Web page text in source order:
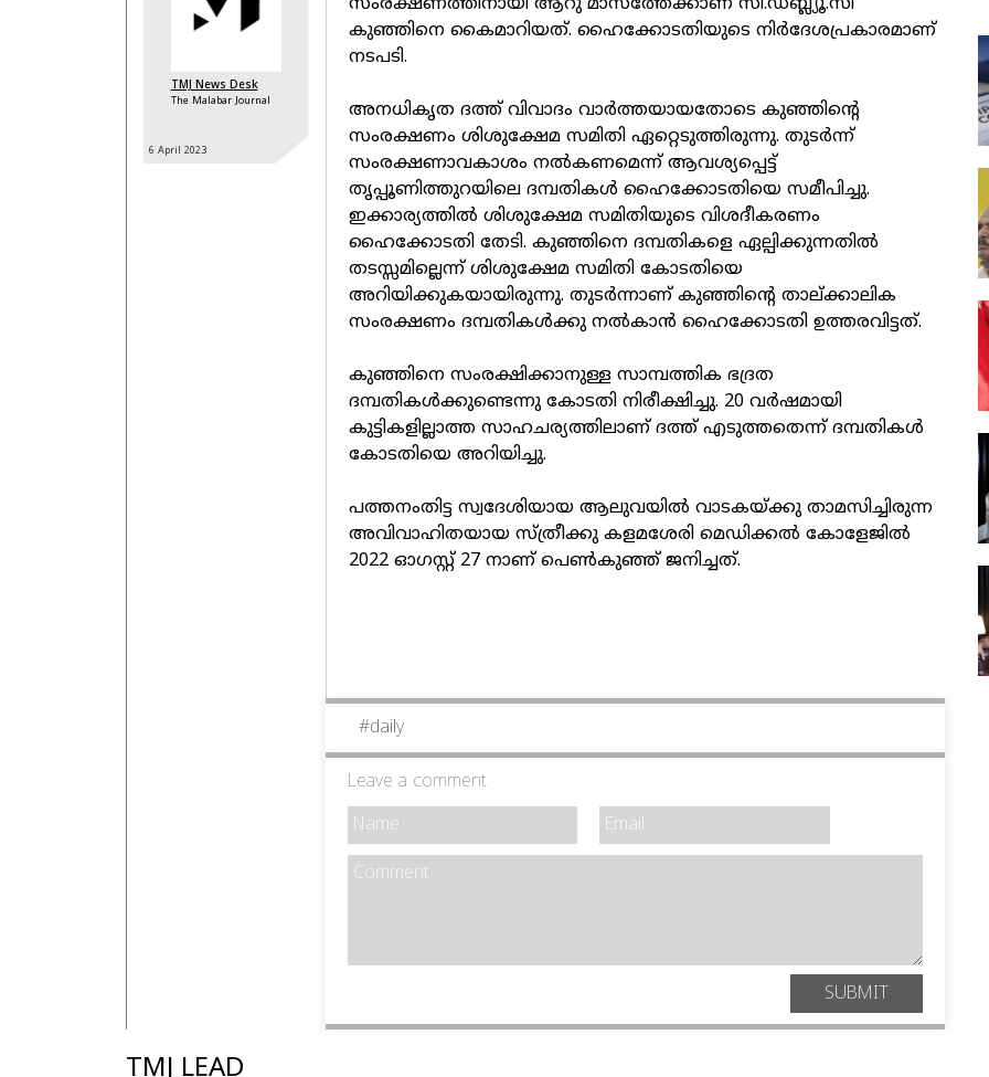
TMJ News Desk
The Malabar Journal
6 April 2023
സംരക്ഷണത്തിനായി ആറു മാസത്തേക്കാണ് സി.ഡബ്ല്യൂ.സി
കുഞ്ഞിനെ കൈമാറിയത്. ഹൈക്കോടതിയുടെ നിര്‍ദേശപ്രകാരമാണ്
നടപടി.
അനധികൃത ദത്ത് വിവാദം വാര്‍ത്തയായതോടെ കുഞ്ഞിന്റെ
സംരക്ഷണം ശിശുക്ഷേമ സമിതി ഏറ്റെടുത്തിരുന്നു. തുടര്‍ന്ന്
സംരക്ഷണാവകാശം നല്‍കണമെന്ന് ആവശ്യപ്പെട്ട്
തൃപ്പൂണിത്തുറയിലെ ദമ്പതികള്‍ ഹൈക്കോടതിയെ സമീപിച്ചു.
ഇക്കാര്യത്തില്‍ ശിശുക്ഷേമ സമിതിയുടെ വിശദീകരണം
ഹൈക്കോടതി തേടി. കുഞ്ഞിനെ ദമ്പതികളെ ഏല്പിക്കുന്നതില്‍
തടസ്സമില്ലെന്ന് ശിശുക്ഷേമ സമിതി കോടതിയെ
അറിയിക്കുകയായിരുന്നു. തുടര്‍ന്നാണ് കുഞ്ഞിന്റെ താല്ക്കാലിക
സംരക്ഷണം ദമ്പതികള്‍ക്കു നല്‍കാന്‍ ഹൈക്കോടതി ഉത്തരവിട്ടത്.
കുഞ്ഞിനെ സംരക്ഷിക്കാനുള്ള സാമ്പത്തിക ഭദ്രത
ദമ്പതികള്‍ക്കുണ്ടെന്നു കോടതി നിരീക്ഷിച്ചു. 20 വര്‍ഷമായി
കുട്ടികളില്ലാത്ത സാഹചര്യത്തിലാണ് ദത്ത് എടുത്തതെന്ന് ദമ്പതികള്‍
കോടതിയെ അറിയിച്ചു.
പത്തനംതിട്ട സ്വദേശിയായ ആലുവയില്‍ വാടകയ്ക്കു താമസിച്ചിരുന്ന
അവിവാഹിതയായ സ്ത്രീക്കു കളമശേരി മെഡിക്കല്‍ കോളേജില്‍
2022 ഓഗസ്റ്റ് 27 നാണ് പെണ്‍കുഞ്ഞ് ജനിച്ചത്.
#daily
Leave a comment
SUBMIT
TMJ LEAD